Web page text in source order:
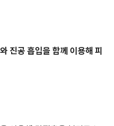
진공 흡입을 함께 이용해 피